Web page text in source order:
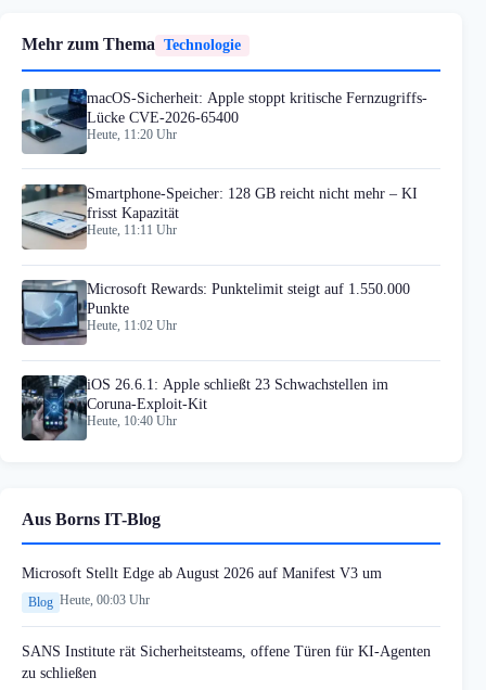
Mehr zum Thema Technologie
macOS-Sicherheit: Apple stoppt kritische Fernzugriffs-
Lücke CVE-2026-65400
Heute, 11:20 Uhr
Smartphone-Speicher: 128 GB reicht nicht mehr – KI
frisst Kapazität
Heute, 11:11 Uhr
Microsoft Rewards: Punktelimit steigt auf 1.550.000
Punkte
Heute, 11:02 Uhr
iOS 26.6.1: Apple schließt 23 Schwachstellen im
Coruna-Exploit-Kit
Heute, 10:40 Uhr
Aus Borns IT-Blog
Microsoft Stellt Edge ab August 2026 auf Manifest V3 um
Blog Heute, 00:03 Uhr
SANS Institute rät Sicherheitsteams, offene Türen für KI-Agenten
zu schließen